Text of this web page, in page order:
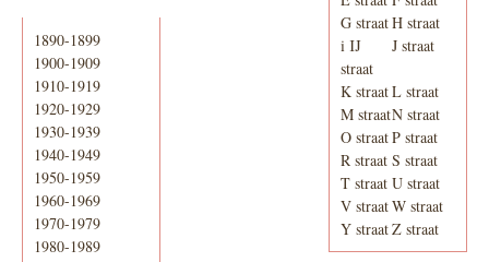
1890-1899
1900-1909
1910-1919
1920-1929
1930-1939
1940-1949
1950-1959
1960-1969
1970-1979
1980-1989
G straatH straat
i IJ
straat
J straat
K straatL straat
M straatN straat
O straatP straat
R straat S straat
T straat U straat
V straatW straat
Y straatZ straat